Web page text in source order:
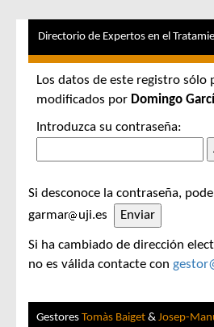
Directorio de Expertos en el
Los datos de este registro sólo
modificados por Domingo
Introduzca su contraseña:
Si desconoce la contraseña,
garmar
uji.es
Si ha cambiado de dirección
no es válida contacte con
Gestores Tomàs Baiget & Josep-